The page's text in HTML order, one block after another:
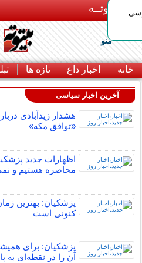
بـیتوتــه
منو
خانه اخبار داغ تازه ها
آخرین اخبار سیاسی
هشدار زیدآبادی
«توافق مکه»
اظهارات جدید
محاصره هستیم و
پزشکیان: بهترین
کنونی است
پزشکیان: برای
آن را در نقطه‌ای به